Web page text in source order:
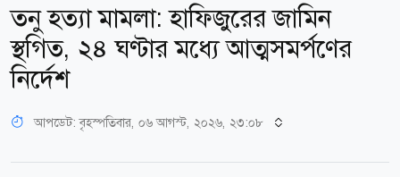
তনু হত্যা মামলা: হাফিজুরের জামিন
স্থগিত, ২৪ ঘণ্টার মধ্যে আত্মসমর্পণের
নির্দেশ
আপডেট: বৃহস্পতিবার, ০৬ আগস্ট, ২০২৬, ২৩:০৮